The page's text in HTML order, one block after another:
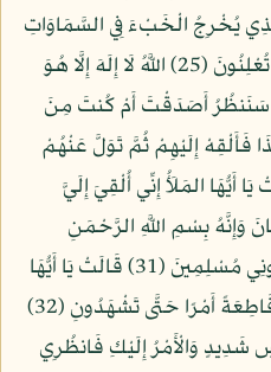
لِلَّهِ الَّذِي يُخْرِجُ الْخَبْءَ فِي السَّمَاوَاتِ
وَالْأَرْضِ وَيَعْلَمُ مَا تُخْفُونَ وَمَا تُعْلِنُونَ (25) اللَّهُ لَا إِلَهَ إِلَّا هُوَ
الْعَظِيمِ (26) قَالَ سَنَنظُرُ أَصَدَقْتَ أَمْ كُنتَ مِنَ
هَذَا فَأَلْقِهْ إِلَيْهِمْ ثُمَّ تَوَلَّ عَنْهُمْ
يَرْجِعُونَ (28) قَالَتْ يَا أَيُّهَا المَلَأُ إِنِّي أُلْقِيَ إِلَيَّ
سُلَيْمَانَ وَإِنَّهُ بِسْمِ اللَّهِ الرَّحْمَنِ
الرَّحِيمِ (30) أَلَّا تَعْلُوا عَلَيَّ وَأْتُونِي مُسْلِمِينَ (31) قَالَتْ يَا أَيُّهَا
المَلَأُ أَفْتُونِي فِي أَمْرِي مَا كُنتُ قَاطِعَةً أَمْرًا حَتَّى تَشْهَدُونِ (32)
شَدِيدٍ وَالْأَمْرُ إِلَيْكِ فَانظُرِي